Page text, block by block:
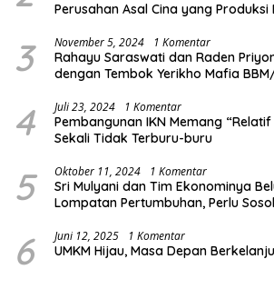
Perusahan Asal Cina yang Produksi
3 November 5, 2024 1 Komentar
Rahayu Saraswati dan Raden
dengan Tembok Yerikho Mafia
4 Juli 23, 2024 1 Komentar
Pembangunan IKN Memang
Sekali Tidak Terburu-buru
5 Oktober 11, 2024 1 Komentar
Sri Mulyani dan Tim Ekonominya
Lompatan Pertumbuhan, Perlu
6 Juni 12, 2025 1 Komentar
UMKM Hijau, Masa Depan